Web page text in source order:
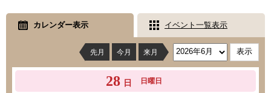
カレンダー表示 イベント一覧表示
先月 今月 来月
28 日 日曜日